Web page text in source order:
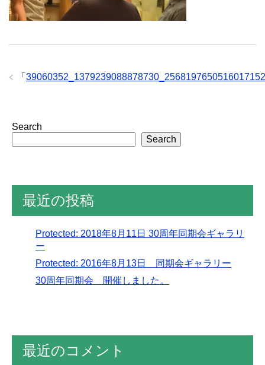
「
Search
Search
最近の投稿
Protected: 2018年8月11日 30周年同期会ギャラリ
ー
Protected: 2016年8月13日 同期会ギャラリー
30周年同期会 開催しました。
最近のコメント